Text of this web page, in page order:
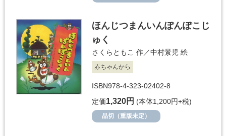
ほんじつまんいんぽんぽこじ
ゅく
さくらともこ 作／中村景児 絵
赤ちゃんから
ISBN978-4-323-02402-8
定価1,320円 (本体1,200円+税)
品切（重版未定）